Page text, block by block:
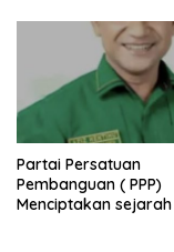
Partai Persatuan
Pembanguan ( PPP)
Menciptakan